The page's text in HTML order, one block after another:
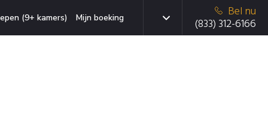
(9+ kamers) Mijn boeking
Bel nu
(833) 312-6166